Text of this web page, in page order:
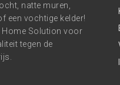
natte muren,
een vochtige kelder!
Solution voor
tegen de